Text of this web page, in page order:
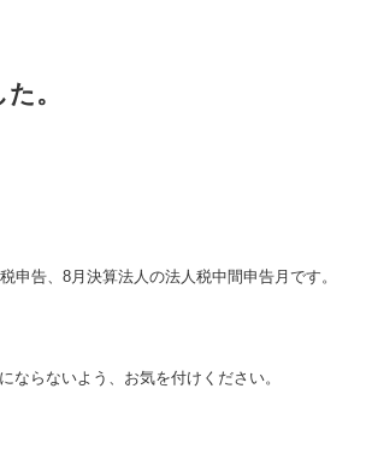
。
申告、8月決算法人の法人税中間申告月です。
ならないよう、お気を付けください。